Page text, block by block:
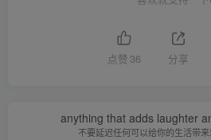
点赞 36 分享
anything that adds laughter
不要延迟任何可以给你的生活带